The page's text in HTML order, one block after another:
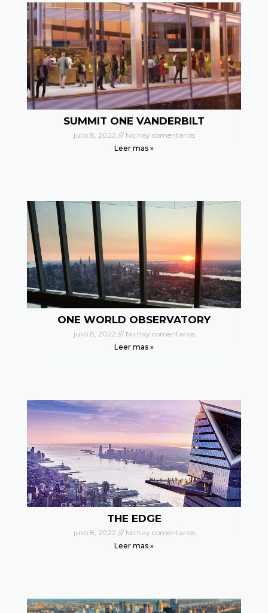
SUMMIT ONE VANDERBILT
julio 8, 2022
No hay comentarios
Leer mas »
ONE WORLD OBSERVATORY
julio 8, 2022
No hay comentarios
Leer mas »
THE EDGE
julio 8, 2022
No hay comentarios
Leer mas »